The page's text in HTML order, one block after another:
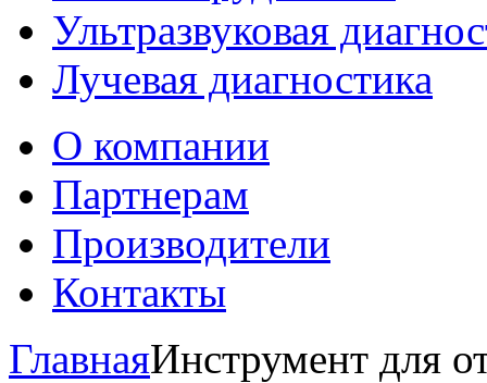
Ультразвуковая
Лучевая диагностика
О компании
Партнерам
Производители
Контакты
ГлавнаяИнструмент для